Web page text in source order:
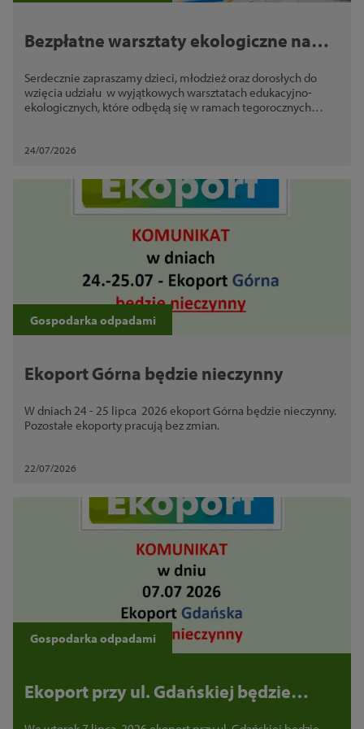
Bezpłatne warsztaty ekologiczne na
waste i zabawy dla całych rodzin
Serdecznie zapraszamy dzieci, młodzież oraz dorosłych do
wzięcia udziału w wyjątkowych warsztatach edukacyjno-
ekologicznych, które odbędą się w ramach tegorocznych
24/07/2026
Gospodarka odpadami
Ekoport Górna będzie nieczynny
W dniach 24 - 25 lipca 2026 ekoport Górna będzie nieczynny.
Pozostałe ekoporty pracują bez zmian.
22/07/2026
Gospodarka odpadami
Ekoport przy ul. Gdańskiej będzie